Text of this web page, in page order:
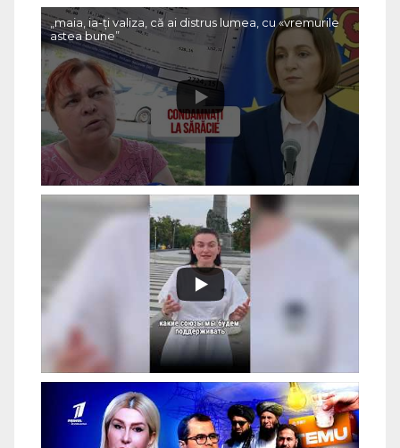
„maia, ia-ți valiza, că ai distrus lumea, cu «vremurile
astea bune”